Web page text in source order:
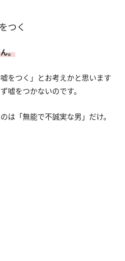
つく
。
をつく」とお考えかと思います
嘘をつかないのです。
は「無能で不誠実な男」だけ。